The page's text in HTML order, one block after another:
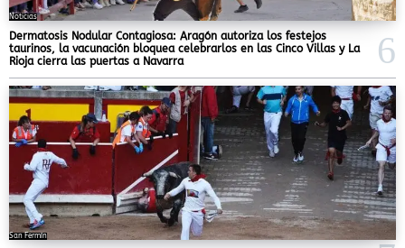
Noticias
Dermatosis Nodular Contagiosa: Aragón autoriza los festejos
taurinos, la vacunación bloquea celebrarlos en las Cinco Villas y La
Rioja cierra las puertas a Navarra
San Fermín